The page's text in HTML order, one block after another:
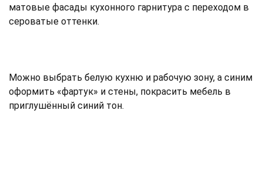
матовые фасады кухонного гарнитура с переходом в
сероватые оттенки.
Можно выбрать белую кухню и рабочую зону, а синим
оформить «фартук» и стены, покрасить мебель в
приглушённый синий тон.